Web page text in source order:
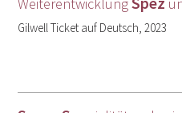
Weiterentwicklung
Gilwell Ticket auf Deutsch, 2023